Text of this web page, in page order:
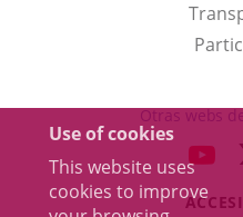
Use of cookies
This website uses
cookies to improve
Otras webs